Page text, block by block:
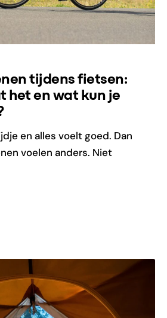
tijdens fietsen:
het en wat kun je
en alles voelt goed. Dan
voelen anders. Niet